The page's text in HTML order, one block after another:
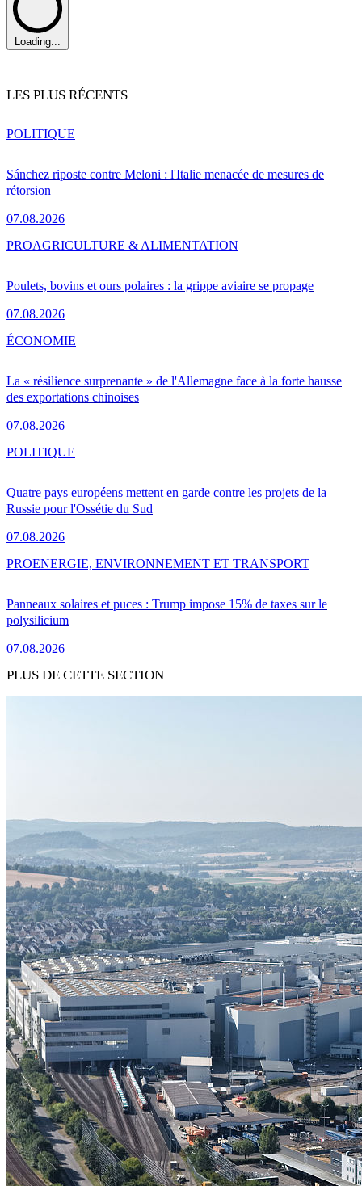
Loading...
LES PLUS RÉCENTS
Sánchez riposte contre Meloni : l'Italie menacée de mesures de
rétorsion
07.08.2026
POLITIQUE
Poulets, bovins et ours polaires : la grippe aviaire se propage
07.08.2026
PROAGRICULTURE & ALIMENTATION
La « résilience surprenante » de l'Allemagne face à la forte hausse
des exportations chinoises
07.08.2026
ÉCONOMIE
Quatre pays européens mettent en garde contre les projets de la
Russie pour l'Ossétie du Sud
07.08.2026
POLITIQUE
Panneaux solaires et puces : Trump impose 15% de taxes sur le
polysilicium
07.08.2026
PROENERGIE, ENVIRONNEMENT ET TRANSPORT
PLUS DE CETTE SECTION